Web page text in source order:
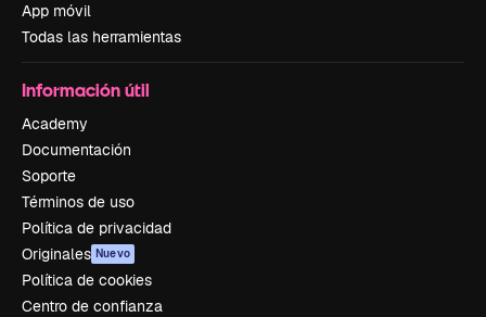
App móvil
Todas las herramientas
Información útil
Academy
Documentación
Soporte
Términos de uso
Política de privacidad
Originales Nuevo
Política de cookies
Centro de confianza